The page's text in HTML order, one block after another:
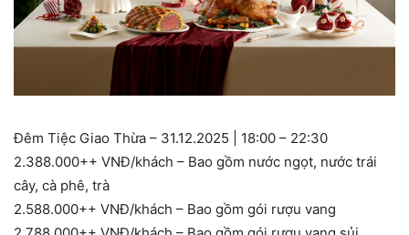
Đêm Tiệc Giao Thừa – 31.12.2025 | 18:00 – 22:30
2.388.000++ VNĐ/khách – Bao gồm nước ngọt, nước trái
cây, cà phê, trà
2.588.000++ VNĐ/khách – Bao gồm gói rượu vang